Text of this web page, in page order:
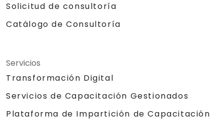
Solicitud de consultoría
Catálogo de Consultoría
Servicios
Transformación Digital
Servicios de Capacitación Gestionados
Plataforma de Impartición de Capacitación